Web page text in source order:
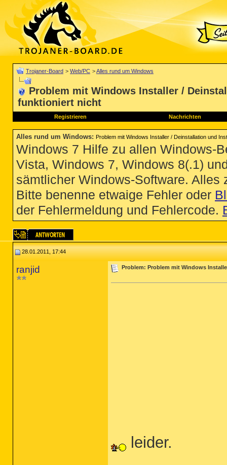
Trojaner-Board > Web/PC >Alles rund um Windows
Problem mit Windows Installer /
funktioniert nicht
Registrieren Nachrichten
Alles rund um Windows: Problem mit Windows Installer / Deinstallation und
Windows 7 Hilfe zu allen Windows-
Vista, Windows 7, Windows 8(.1)
sämtlicher Windows-Software.
Bitte benenne etwaige Fehler oder
der Fehlermeldung und Fehlercode.
28.01.2011, 17:44
ranjid Problem: Problem mit Windows
leider.